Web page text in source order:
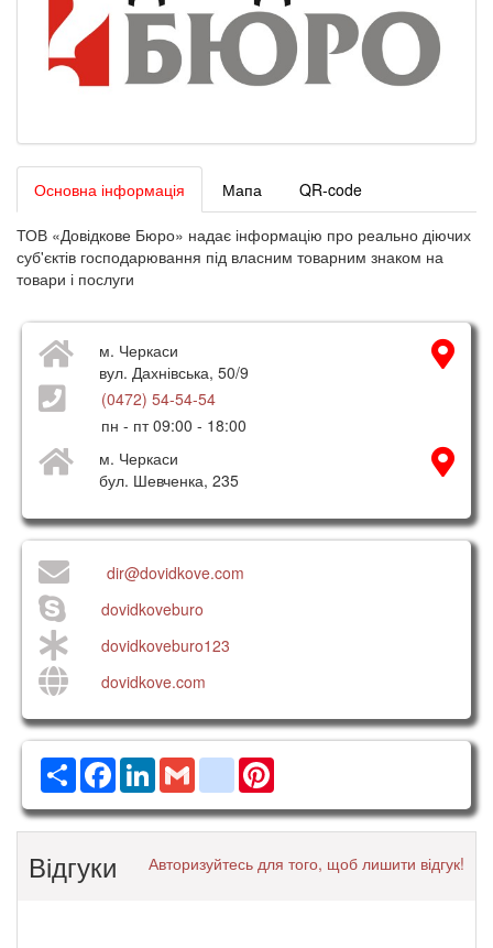
Основна інформація Мапа QR-code
ТОВ «Довідкове Бюро» надає інформацію про реально діючих
суб'єктів господарювання під власним товарним знаком на
товари і послуги
м. Черкаси
вул. Дахнівська, 50/9
(0472) 54-54-54
пн - пт 09:00 - 18:00
м. Черкаси
бул. Шевченка, 235
dir@dovidkove.com
dovidkoveburo
dovidkoveburo123
dovidkove.com
РесурсFacebook
LinkedInGmail google_bookmarks
Відгуки Авторизуйтесь для того, щоб лишити відгук!